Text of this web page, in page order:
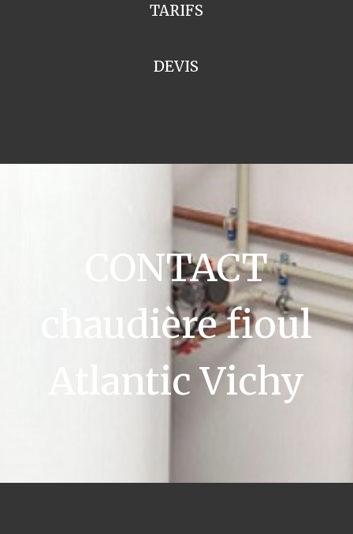
TARIFS
DEVIS
CONTACT
chaudière fioul
Atlantic Vichy